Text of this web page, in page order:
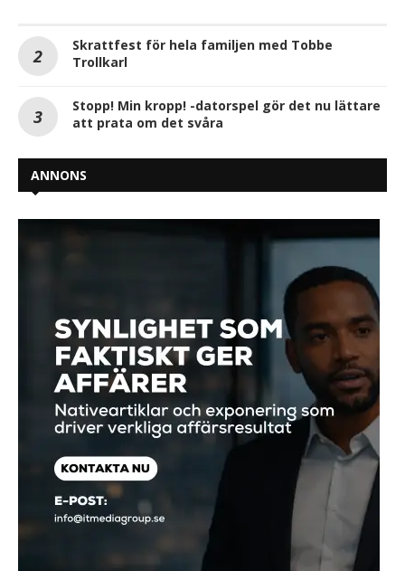
Skrattfest för hela familjen med Tobbe
Trollkarl
Stopp! Min kropp! -datorspel gör det nu lättare
att prata om det svåra
ANNONS